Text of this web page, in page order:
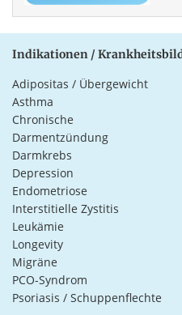
Indikationen /
Adipositas / Übergewicht
Asthma
Chronische
Darmentzündung
Darmkrebs
Depression
Endometriose
Interstitielle Zystitis
Leukämie
Longevity
Migräne
PCO-Syndrom
Psoriasis / Schuppenflechte